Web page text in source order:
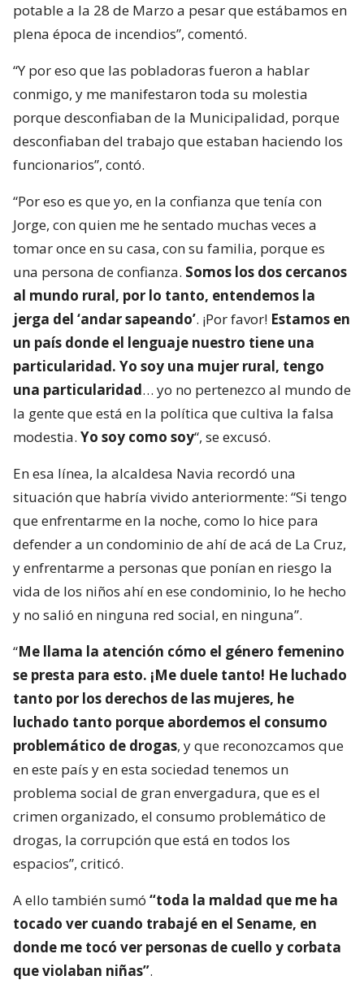
potable a la 28 de Marzo a pesar que estábamos en
plena época de incendios”, comentó.
“Y por eso que las pobladoras fueron a hablar
conmigo, y me manifestaron toda su molestia
porque desconfiaban de la Municipalidad, porque
desconfiaban del trabajo que estaban haciendo los
funcionarios”, contó.
“Por eso es que yo, en la confianza que tenía con
Jorge, con quien me he sentado muchas veces a
tomar once en su casa, con su familia, porque es
una persona de confianza. Somos los dos cercanos
al mundo rural, por lo tanto, entendemos la
jerga del ‘andar sapeando’. ¡Por favor! Estamos en
un país donde el lenguaje nuestro tiene una
particularidad. Yo soy una mujer rural, tengo
una particularidad… yo no pertenezco al mundo de
la gente que está en la política que cultiva la falsa
modestia. Yo soy como soy“, se excusó.
En esa línea, la alcaldesa Navia recordó una
situación que habría vivido anteriormente: “Si tengo
que enfrentarme en la noche, como lo hice para
defender a un condominio de ahí de acá de La Cruz,
y enfrentarme a personas que ponían en riesgo la
vida de los niños ahí en ese condominio, lo he hecho
y no salió en ninguna red social, en ninguna”.
“Me llama la atención cómo el género femenino
se presta para esto. ¡Me duele tanto! He luchado
tanto por los derechos de las mujeres, he
luchado tanto porque abordemos el consumo
problemático de drogas, y que reconozcamos que
en este país y en esta sociedad tenemos un
problema social de gran envergadura, que es el
crimen organizado, el consumo problemático de
drogas, la corrupción que está en todos los
espacios”, criticó.
A ello también sumó “toda la maldad que me ha
tocado ver cuando trabajé en el Sename, en
donde me tocó ver personas de cuello y corbata
que violaban niñas”.